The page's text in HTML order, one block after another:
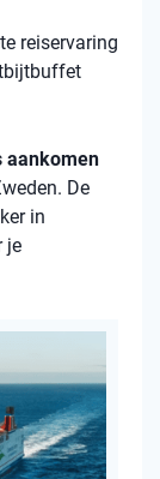
reiservaring
aankomen
De
in
je